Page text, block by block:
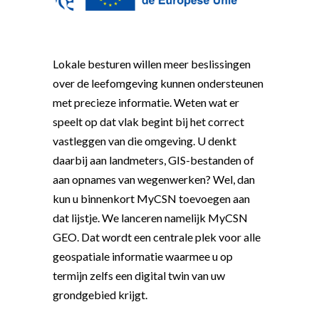
Lokale besturen willen meer beslissingen
over de leefomgeving kunnen ondersteunen
met precieze informatie. Weten wat er
speelt op dat vlak begint bij het correct
vastleggen van die omgeving. U denkt
daarbij aan landmeters, GIS-bestanden of
aan opnames van wegenwerken? Wel, dan
kun u binnenkort MyCSN toevoegen aan
dat lijstje. We lanceren namelijk MyCSN
GEO. Dat wordt een centrale plek voor alle
geospatiale informatie waarmee u op
termijn zelfs een digital twin van uw
grondgebied krijgt.